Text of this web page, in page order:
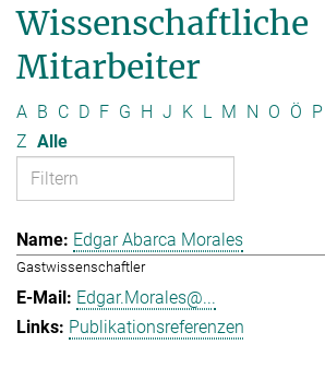
Wissenschaftliche
Mitarbeiter
A B C D F G H J K L M N O Ö P
Z Alle
Edgar Abarca Morales
Gastwissenschaftler
Edgar.Morales@...
Publikationsreferenzen